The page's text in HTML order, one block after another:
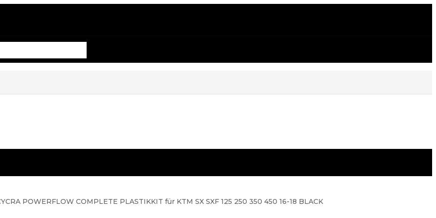
POWERFLOW COMPLETE PLASTIKKIT für KTM SX SXF 125 250 350 450 16-18 BLACK